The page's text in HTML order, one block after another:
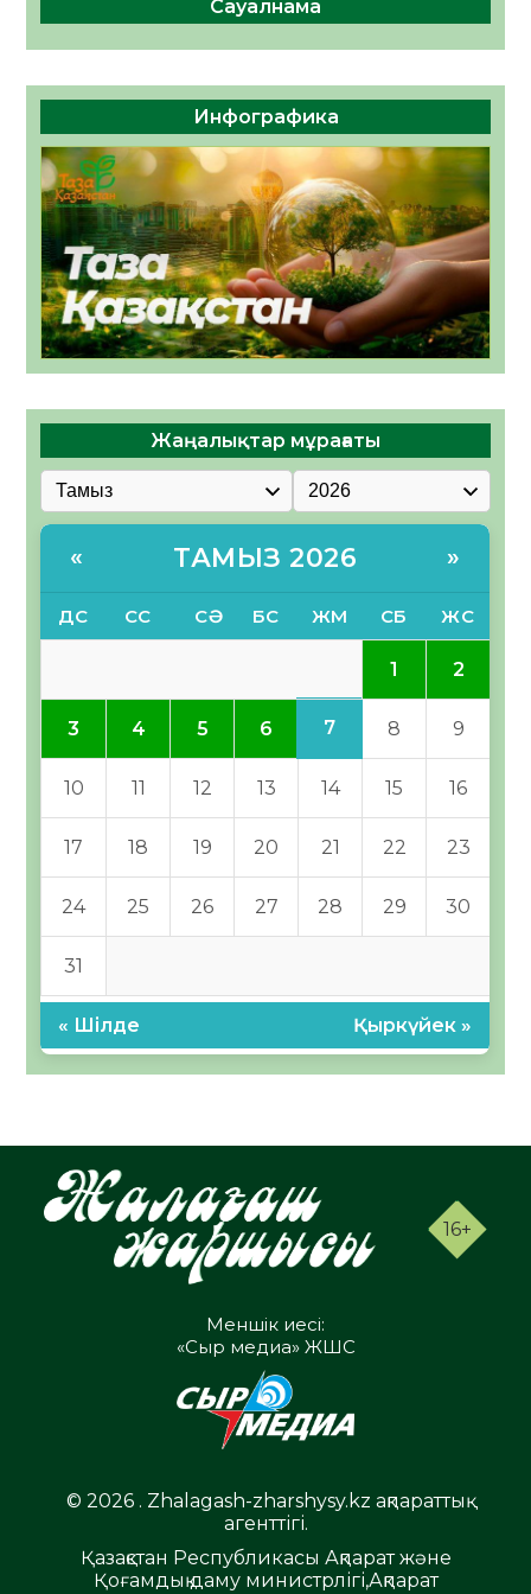
Сауалнама
Инфографика
Жаңалықтар мұрағаты
« ТАМЫЗ 2026 »
ДС СС СӘ БС ЖМ СБ ЖС
1 2
3 4 5 6 7 8 9
10 11 12 13 14 15 16
17 18 19 20 21 22 23
24 25 26 27 28 29 30
31
« Шілде Қыркүйек »
16+
Меншік иесі:
«Сыр медиа» ЖШС
© 2026 . Zhalagash-zharshysy.kz ақпараттық
агенттігі.
Қазақстан Республикасы Ақпарат және
Қоғамдық даму министрлігі,Ақпарат